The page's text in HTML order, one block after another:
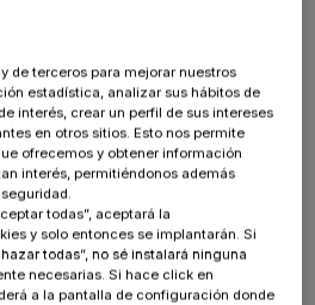
de terceros para mejorar nuestros
estadística, analizar sus hábitos de
interés, crear un perfil de sus intereses
en otros sitios. Esto nos permite
ofrecemos y obtener información
interés, permitiéndonos además
todas”, aceptará la
y solo entonces se implantarán. Si
todas”, no sé instalará ninguna
necesarias. Si hace click en
a la pantalla de configuración donde